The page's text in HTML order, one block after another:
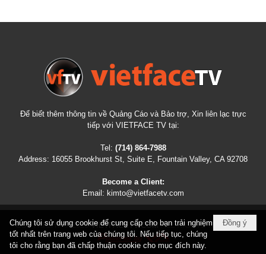
Để biết thêm thông tin về Quảng Cáo và Bảo trợ, Xin liên lạc trực
tiếp với VIETFACE TV tại:
Tel: (714) 864-7988
Address: 16055 Brookhurst St, Suite E, Fountain Valley, CA 92708
Become a Client:
Email: kimto@vietfacetv.com
COPYRIGHT © 2026VIETFACETV.COM ALL RIGHTS RESERVED
Đồng ý
Chúng tôi sử dụng cookie để cung cấp cho bạn trải nghiệm
tốt nhất trên trang web của chúng tôi. Nếu tiếp tục, chúng
tôi cho rằng bạn đã chấp thuận cookie cho mục đích này.